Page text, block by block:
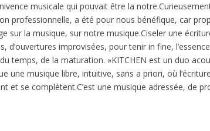
musicale qui pouvait être la
professionnelle, a été pour nous bénéfique, car
sur la musique, sur notre musique.Ciseler une
d’ouvertures improvisées, pour tenir in fine,
temps, de la maturation. »KITCHEN est un duo
une musique libre, intuitive, sans a priori, où
et se complètent.C’est une musique adressée, de